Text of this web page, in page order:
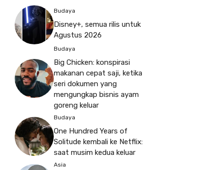
Budaya
Disney+, semua rilis untuk
Agustus 2026
Budaya
Big Chicken: konspirasi
makanan cepat saji, ketika
seri dokumen yang
mengungkap bisnis ayam
goreng keluar
Budaya
One Hundred Years of
Solitude kembali ke Netflix:
saat musim kedua keluar
Asia